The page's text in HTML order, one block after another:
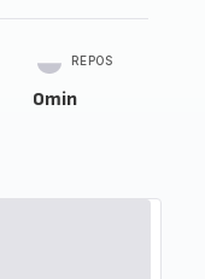
REPOS
0min